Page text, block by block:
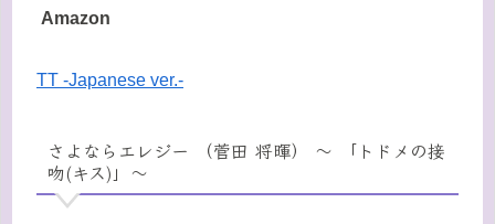
Amazon
TT -Japanese ver.-
さよならエレジー （菅田 将暉） 〜 「トドメの接
吻(キス)」〜